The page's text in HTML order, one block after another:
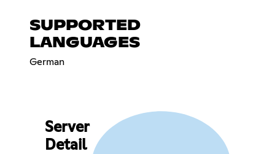
SUPPORTED
LANGUAGES
German
Server
Detail